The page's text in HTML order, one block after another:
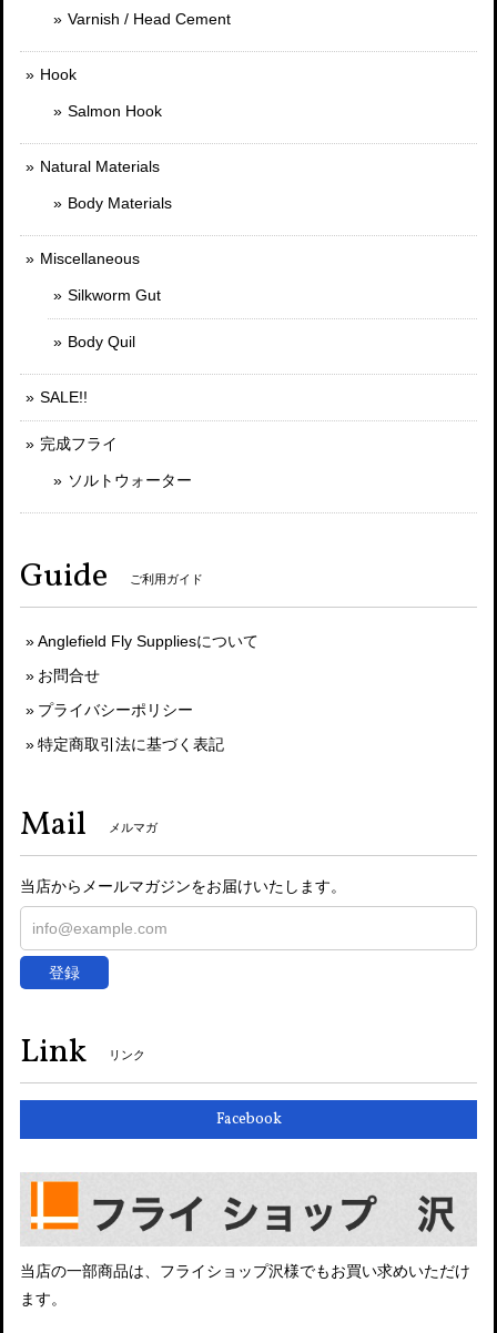
Varnish / Head Cement
Hook
Salmon Hook
Natural Materials
Body Materials
Miscellaneous
Silkworm Gut
Body Quil
SALE!!
完成フライ
ソルトウォーター
Guide ご利用ガイド
Anglefield Fly Suppliesについて
お問合せ
プライバシーポリシー
特定商取引法に基づく表記
Mail メルマガ
当店からメールマガジンをお届けいたします。
登録
Link リンク
Facebook
当店の一部商品は、フライショップ沢様でもお買い求めいただけ
ます。